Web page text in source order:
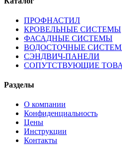
ПРОФНАСТИЛ
КРОВЕЛЬНЫЕ СИСТЕМЫ
ФАСАДНЫЕ СИСТЕМЫ
ВОДОСТОЧНЫЕ
СЭНДВИЧ-ПАНЕЛИ
СОПУТСТВУЮЩИЕ
Разделы
О компании
Конфиденциальность
Цены
Инструкции
Контакты